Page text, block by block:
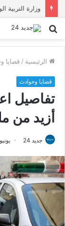
بحث
الرئيسية / قضايا
قضايا وحوادث
تفاصيل
أزيد من مليار
جديد 24 يونيو 25, 2019